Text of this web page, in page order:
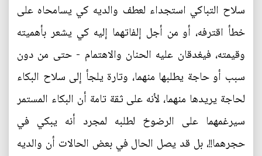
سلاح التباكي استجداء لعطف والديه كي يسامحاه على
خطأ اقترفه، أو من أجل إلفاتهما إليه كي يشعر بأهميته
وقيمته، فيغدقان عليه الحنان والاهتمام - حتى من دون
سبب أو حاجة يطلبها منهما، وتارة يلجأ إلى سلاح البكاء
لحاجة يريدها منهما، لأنه على ثقة تامة أن البكاء المستمر
سيرغمهما على الرضوخ لطلبه لمجرد أنه يبكي في
حجرهما!!، بل قد يصل الحال في بعض الحالات أن والديه